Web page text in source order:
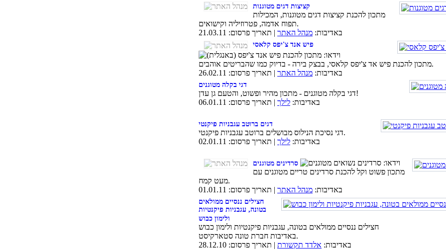
קציצות דגים מטוגנות
מתכון להכנת קציצות דגים מטוגנות, המכילות
תפוח אדמה, פטרוזיליה וקישואים.
באדיבות: מנהל האתר | תאריך פרסום: 21.03.11
פיש אנד צ'יפס קלאסי
מתכון להכנת פיש אד צ'יפס קלאסי, בבצק בירה - בדיוק כמו שהבריטים אוהבים.
באדיבות: מנהל האתר | תאריך פרסום: 26.02.11
דגי בקלה מטוגנים
דגי בקלה מטוגנים - מתכון מהיר ופשוט, והטעם גן עדן!
באדיבות: לילך | תאריך פרסום: 06.01.11
דגים ברוטב עגבניות פיקנטי
דגי נסיכת הנילוס מבושלים ברוטב עגבניות פיקנטי.
באדיבות: לילך | תאריך פרסום: 02.01.11
סרדינים מטוגנים
מתכון פשוט וקל להכנת סרדינים טריים מטוגנים עם
מעט קמח.
באדיבות: מנהל האתר | תאריך פרסום: 01.01.11
חצילים ננסיים ממולאים
בטונה, עגבניות פיקנטיות
ולימון כבוש
חצילים ננסיים ממולאים בטונה, עגבניות פיקנטיות ולימון כבוש
באדיבות חברת טונה סטארקיסט.
באדיבות: אלדד תקשורת | תאריך פרסום: 28.12.10